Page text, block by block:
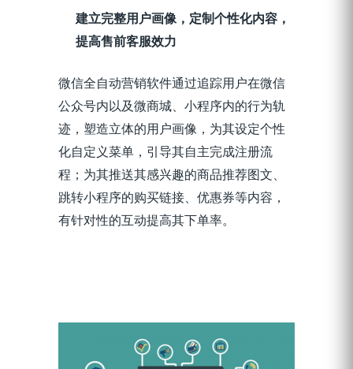
建立完整用户画像，定制个性化内容 ，
提高售前客服效力
微信全自动营销软件通过追踪用户在微信
公众号内以及微商城、小程序内的行为轨
迹，塑造立体的用户画像，为其设定个性
化自定义菜单，引导其自主完成注册流
程；为其推送其感兴趣的商品推荐图文、
跳转小程序的购买链接、优惠券等内容，
有针对性的互动提高其下单率。